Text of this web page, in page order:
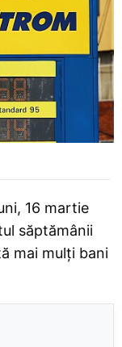
16 martie
săptămânii
mai mulți bani